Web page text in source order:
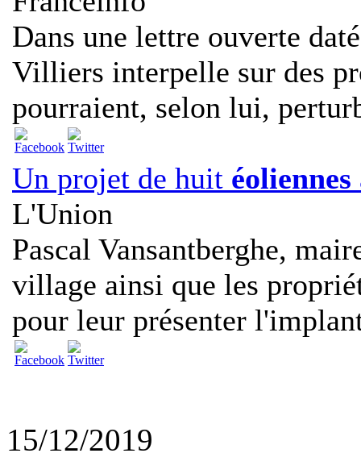
Dans une lettre ouverte
Villiers interpelle sur des
pourraient, selon lui,
Un projet de huit éoliennes
L'Union
Pascal Vansantberghe,
village ainsi que les
pour leur présenter
15/12/2019